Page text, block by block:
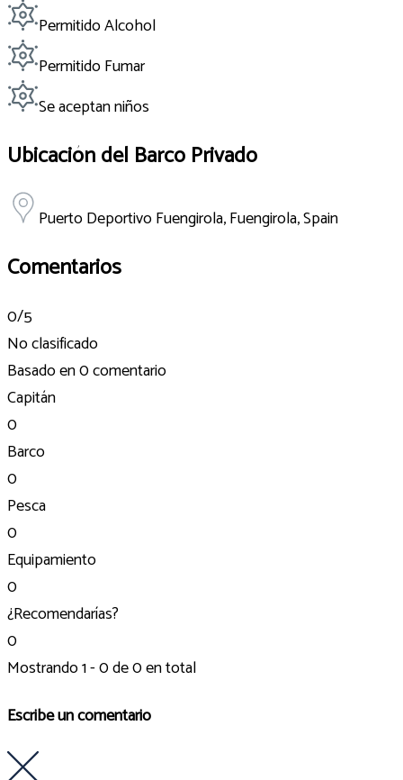
Permitido Alcohol
Permitido Fumar
Se aceptan niños
Ubicación del Barco Privado
Puerto Deportivo Fuengirola, Fuengirola, Spain
Comentarios
0/5
No clasificado
Basado en0 comentario
Capitán
0
Barco
0
Pesca
0
Equipamiento
0
¿Recomendarías?
0
Mostrando 1 - 0 de 0 en total
Escribe un comentario